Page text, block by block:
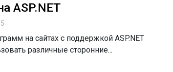
ASP.NET
на сайтах с поддержкой ASP.NET
различные сторонние...